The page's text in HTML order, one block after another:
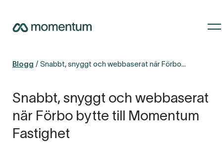
Blogg Snabbt, snyggt och webbaserat när Förbo bytte till Momentum Fastighet
Snabbt, snyggt och webbaserat
när Förbo bytte till Momentum
Fastighet